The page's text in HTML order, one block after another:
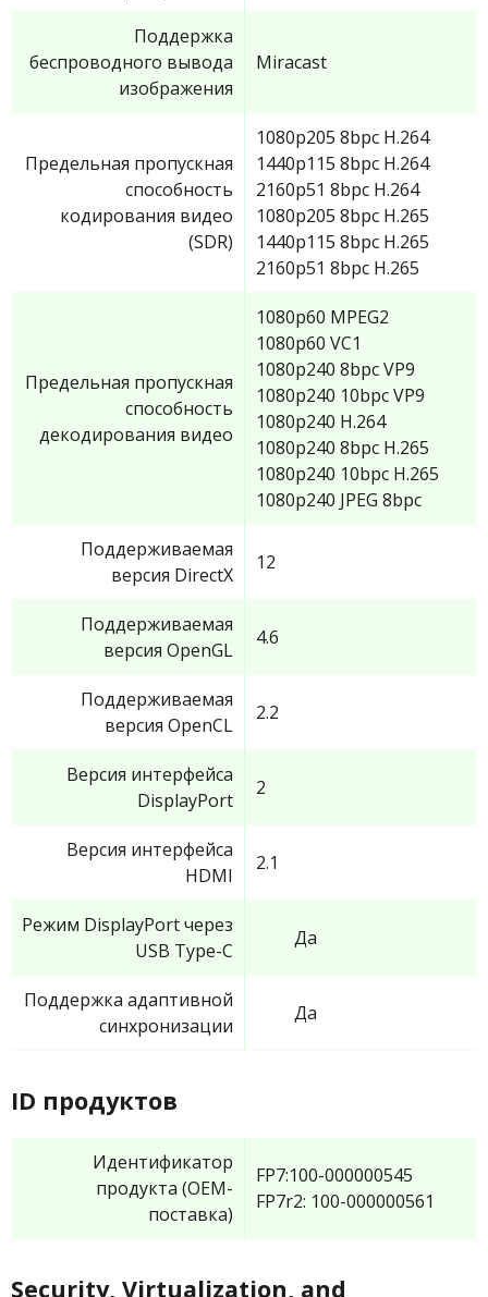
Поддержка
беспроводного вывода
изображения
Miracast
Предельная пропускная
способность
кодирования видео
(SDR)
1080p205 8bpc H.264
1440p115 8bpc H.264
2160p51 8bpc H.264
1080p205 8bpc H.265
1440p115 8bpc H.265
2160p51 8bpc H.265
Предельная пропускная
способность
декодирования видео
1080p60 MPEG2
1080p60 VC1
1080p240 8bpc VP9
1080p240 10bpc VP9
1080p240 H.264
1080p240 8bpc H.265
1080p240 10bpc H.265
1080p240 JPEG 8bpc
Поддерживаемая
версия DirectX
12
Поддерживаемая
версия OpenGL
4.6
Поддерживаемая
версия OpenCL
2.2
Версия интерфейса
DisplayPort
2
Версия интерфейса
HDMI
2.1
Режим DisplayPort через
USB Type-C
Да
Поддержка адаптивной
синхронизации
Да
ID продуктов
Идентификатор
продукта (OEM-
поставка)
FP7:100-000000545
FP7r2: 100-000000561
Security, Virtualization, and